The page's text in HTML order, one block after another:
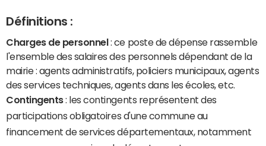
Définitions :
Charges de personnel : ce poste de dépense rassemble
l'ensemble des salaires des personnels dépendant de la
mairie : agents administratifs, policiers municipaux, agents
des services techniques, agents dans les écoles, etc.
Contingents: les contingents représentent des
participations obligatoires d'une commune au
financement de services départementaux, notamment